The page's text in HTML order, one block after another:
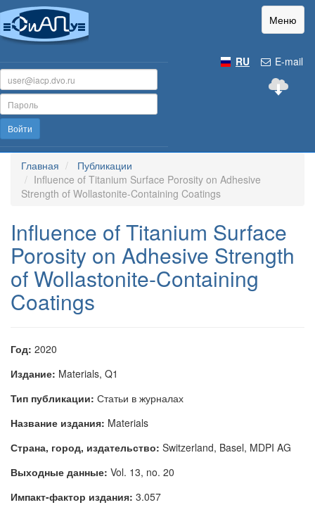
Меню
E-mail
RU
Войти
Главная
Публикации
Influence of Titanium Surface Porosity on Adhesive
Strength of Wollastonite-Containing Coatings
Influence of Titanium Surface
Porosity on Adhesive Strength
of Wollastonite-Containing
Coatings
Год: 2020
Издание: Materials, Q1
Тип публикации: Статьи в журналах
Название издания: Materials
Страна, город, издательство: Switzerland, Basel, MDPI AG
Выходные данные: Vol. 13, no. 20
Импакт-фактор издания: 3.057